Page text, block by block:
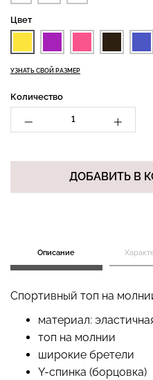
Цвет
УЗНАТЬ СВОЙ РАЗМЕР
Количество
ДОБАВИТЬ В
Описание
Спортивный топ на
материал:
топ на молнии
широкие бретели
Y-спинка (борцовка)